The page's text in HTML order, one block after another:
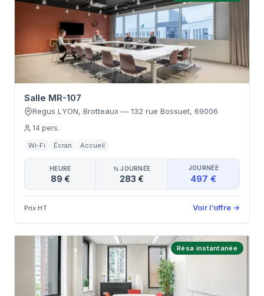
Salle MR-107
Regus LYON, Brotteaux — 132 rue Bossuet, 69006
14 pers.
Wi-Fi Écran Accueil
HEURE
89 €
½ JOURNÉE
283 €
JOURNÉE
497 €
Prix HT Voir l’offre →
Résa instantanée